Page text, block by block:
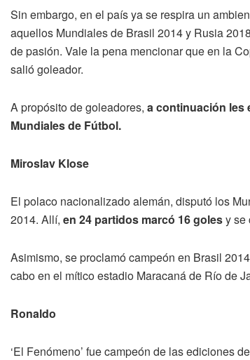
Sin embargo, en el país ya se respira un
aquellos Mundiales de Brasil 2014 y Rusia
de pasión. Vale la pena mencionar que en la
salió goleador.
A propósito de goleadores, a continuación les
Mundiales de Fútbol.
Miroslav Klose
El polaco nacionalizado alemán, disputó los
2014. Allí, en 24 partidos marcó 16 golesy se
Asimismo, se proclamó campeón en Brasil
cabo en el mítico estadio Maracaná de Río de
Ronaldo
‘El Fenómeno’ fue campeón de las ediciones